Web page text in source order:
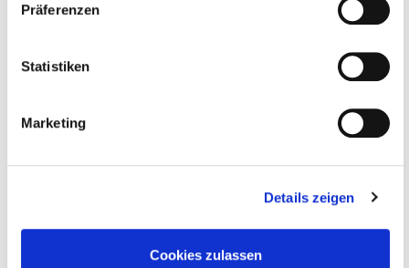
Präferenzen
Statistiken
Marketing
Details zeigen
Cookies zulassen